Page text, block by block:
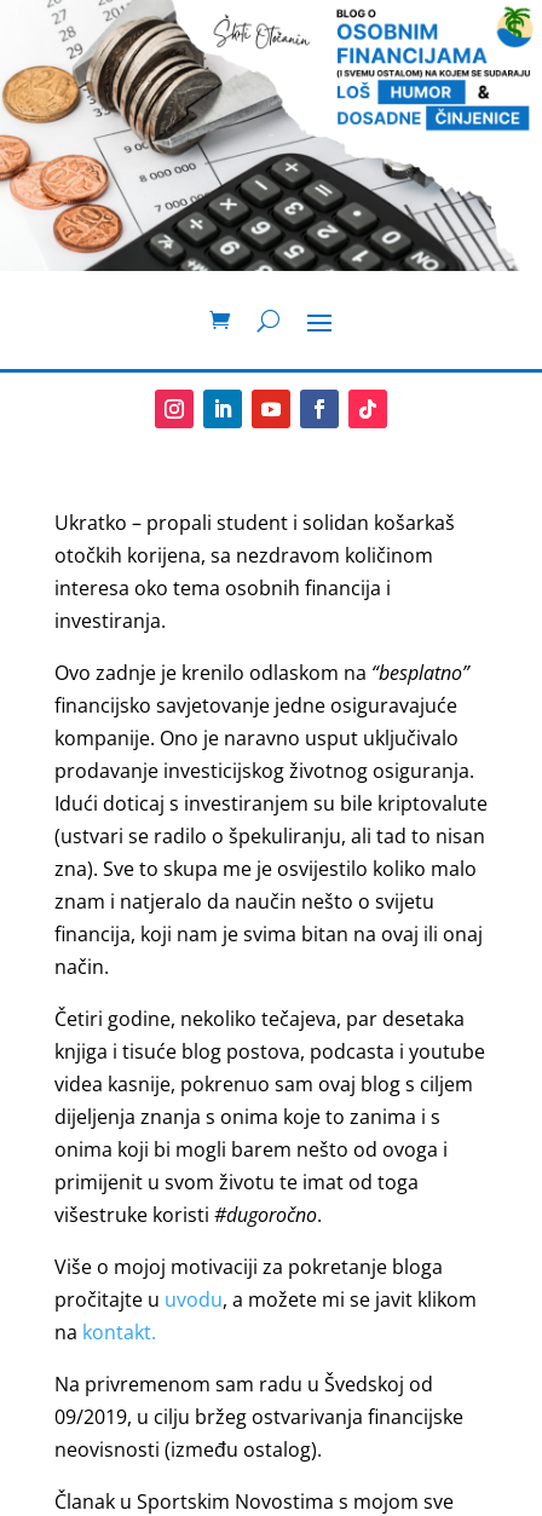
Ukratko – propali student i solidan košarkaš
otočkih korijena, sa nezdravom količinom
interesa oko tema osobnih financija i
investiranja.
Ovo zadnje je krenilo odlaskom na “besplatno”
financijsko savjetovanje jedne osiguravajuće
kompanije. Ono je naravno usput uključivalo
prodavanje investicijskog životnog osiguranja.
Idući doticaj s investiranjem su bile kriptovalute
(ustvari se radilo o špekuliranju, ali tad to nisan
zna). Sve to skupa me je osvijestilo koliko malo
znam i natjeralo da naučin nešto o svijetu
financija, koji nam je svima bitan na ovaj ili onaj
način.
Četiri godine, nekoliko tečajeva, par desetaka
knjiga i tisuće blog postova, podcasta i youtube
videa kasnije, pokrenuo sam ovaj blog s ciljem
dijeljenja znanja s onima koje to zanima i s
onima koji bi mogli barem nešto od ovoga i
primijenit u svom životu te imat od toga
višestruke koristi #dugoročno.
Više o mojoj motivaciji za pokretanje bloga
pročitajte u uvodu, a možete mi se javit klikom
na kontakt.
Na privremenom sam radu u Švedskoj od
09/2019, u cilju bržeg ostvarivanja financijske
neovisnosti (između ostalog).
Članak u Sportskim Novostima s mojom sve